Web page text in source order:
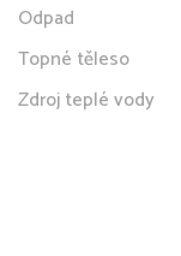
Odpad
Topné těleso
Zdroj teplé vody